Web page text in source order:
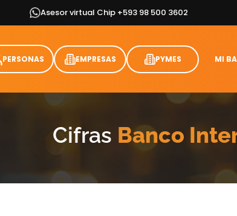
Asesor virtual Chip +593 98 500 3602
PERSONAS EMPRESAS PYMES MI
Cifras Banco